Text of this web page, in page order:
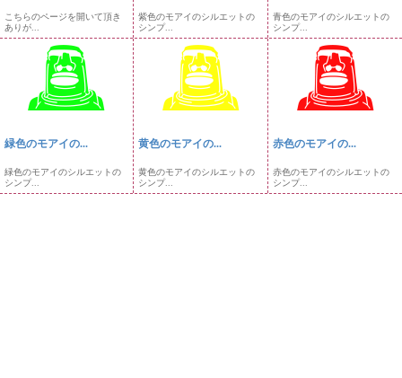
こちらのページを開いて頂き
ありが...
紫色のモアイのシルエットの
シンプ...
青色のモアイのシルエットの
シンプ...
緑色のモアイの...
緑色のモアイのシルエットの
シンプ...
黄色のモアイの...
黄色のモアイのシルエットの
シンプ...
赤色のモアイの...
赤色のモアイのシルエットの
シンプ...